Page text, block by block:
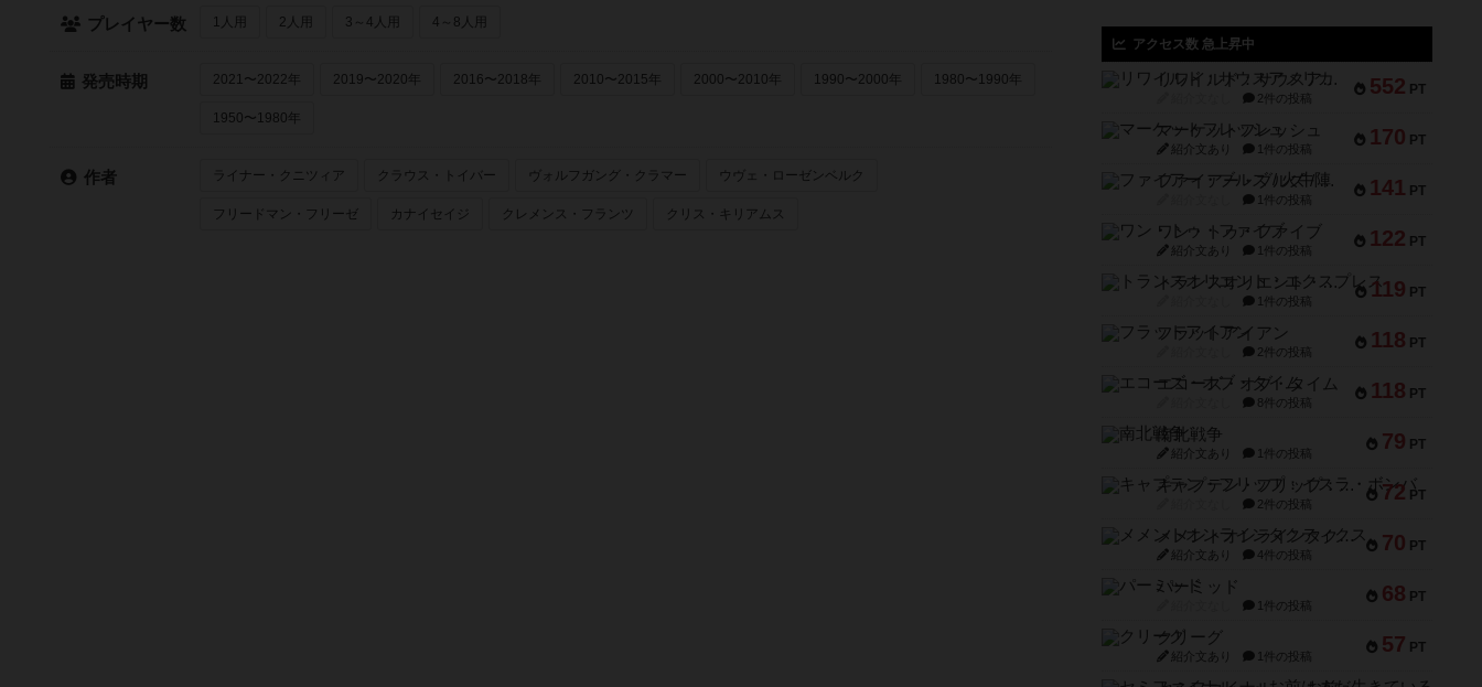
プレイヤー数 1人用 2人用 3～4人用 4～8人用
発売時期 2021〜2022年 2019〜2020年 2016〜2018年 2010〜2015年 2000〜2010年 1990〜2000年 1980〜1990年
1950〜1980年
作者 ライナー・クニツィア クラウス・トイバー ヴォルフガング・クラマー ウヴェ・ローゼンベルク
フリードマン・フリーゼ カナイセイジ クレメンス・フランツ クリス・キリアムス
アクセス数 急上昇中
552 PT
リワイルド：サウスアメリカ
2件の投稿
170 PT
マーケットフレッシュ
紹介文あり 1件の投稿
141 PT
ファイアー・ブルズ / 火牛陣
1件の投稿
122 PT
ワン・トゥ・ファイブ
紹介文あり 1件の投稿
119 PT
トランスオリエント・エクスプレス
1件の投稿
118 PT
フラットアイアン
2件の投稿
118 PT
エコーズ・オブ・タイム
8件の投稿
79 PT
南北戦争
紹介文あり 1件の投稿
72 PT
キャプテン・フリップ：イスラ・ボンバ
2件の投稿
70 PT
メメントオンラインタクティクス
紹介文あり 4件の投稿
68 PT
パーミッド
1件の投稿
57 PT
クリーグ
紹介文あり 1件の投稿